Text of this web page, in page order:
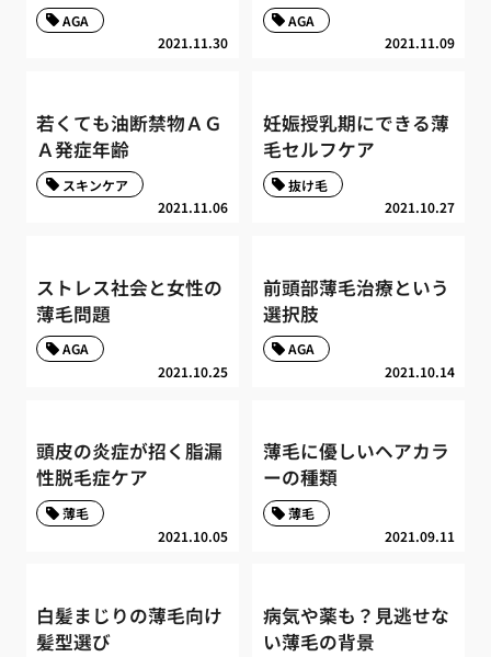
2021.11.30
AGA
2021.11.09
AGA
若くても油断禁物ＡＧ
Ａ発症年齢
2021.11.06
スキンケア
妊娠授乳期にできる薄
毛セルフケア
2021.10.27
抜け毛
ストレス社会と女性の
薄毛問題
2021.10.25
AGA
前頭部薄毛治療という
選択肢
2021.10.14
AGA
頭皮の炎症が招く脂漏
性脱毛症ケア
2021.10.05
薄毛
薄毛に優しいヘアカラ
ーの種類
2021.09.11
薄毛
白髪まじりの薄毛向け
髪型選び
病気や薬も？見逃せな
い薄毛の背景